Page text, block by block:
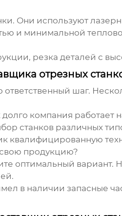
Они используют
и минимальной
резка деталей с
отрезных
ответственный шаг.
долго компания работает
станков различных
квалифицированную
продукцию?
оптимальный вариант.
в наличии запасные